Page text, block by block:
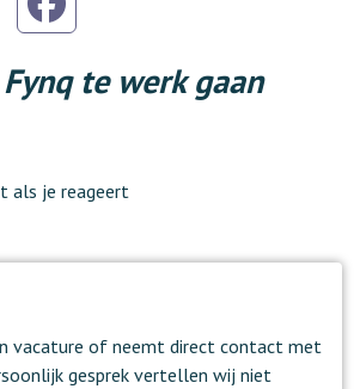
te werk gaan
als je reageert
vacature of neemt direct contact met
gesprek vertellen wij niet